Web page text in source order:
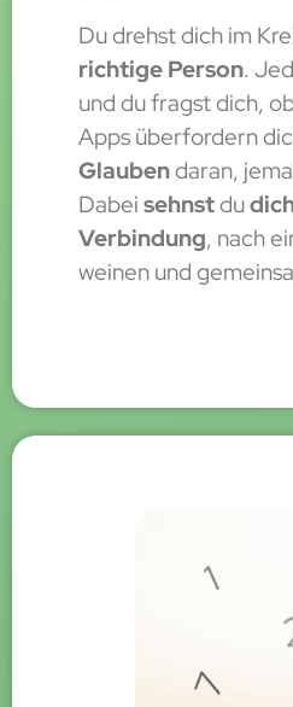
Du drehst dich im
richtige Person.
und du fragst dich,
Apps überfordern
Glaubendaran,
Dabeisehnstdu
Verbindung, nach
weinen und